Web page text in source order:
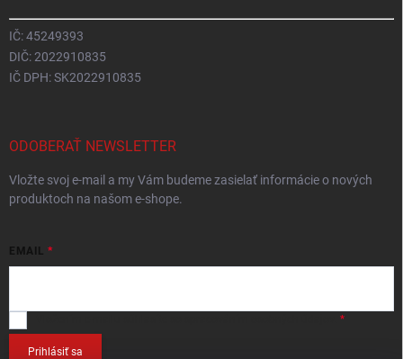
IČ: 45249393
DIČ: 2022910835
IČ DPH: SK2022910835
ODOBERAŤ NEWSLETTER
Vložte svoj e-mail a my Vám budeme zasielať informácie o nových
produktoch na našom e-shope.
EMAIL
Prihlásiť sa